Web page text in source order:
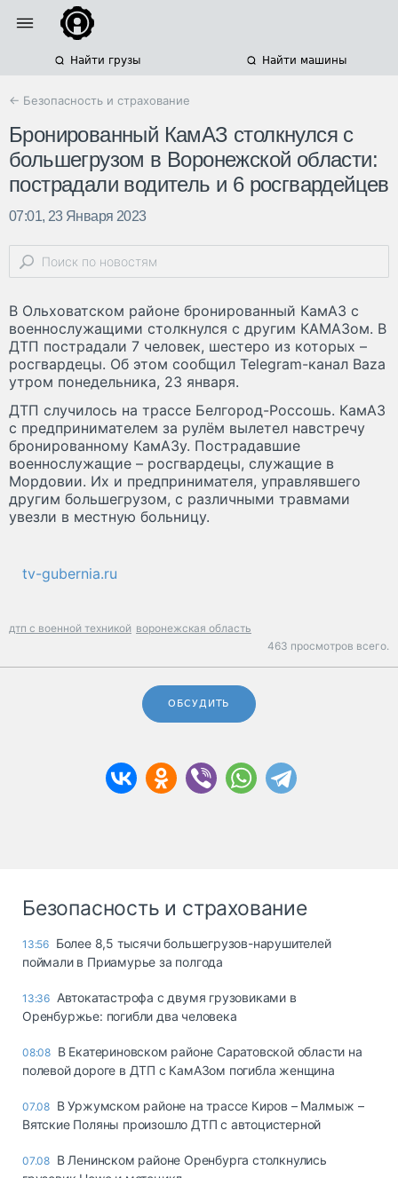
Найти грузы Найти машины
← Безопасность и страхование
Бронированный КамАЗ столкнулся с
большегрузом в Воронежской области:
пострадали водитель и 6 росгвардейцев
07:01, 23 Января 2023
В Ольховатском районе бронированный КамАЗ с
военнослужащими столкнулся с другим КАМАЗом. В
ДТП пострадали 7 человек, шестеро из которых –
росгвардецы. Об этом сообщил Telegram-канал Baza
утром понедельника, 23 января.
ДТП случилось на трассе Белгород-Россошь. КамАЗ
с предпринимателем за рулём вылетел навстречу
бронированному КамАЗу. Пострадавшие
военнослужащие – росгвардецы, служащие в
Мордовии. Их и предпринимателя, управлявшего
другим большегрузом, с различными травмами
увезли в местную больницу.
tv-gubernia.ru
дтп с военной техникой воронежская область
463 просмотров всего.
ОБСУДИТЬ
Безопасность и страхование
13:56 Более 8,5 тысячи большегрузов-нарушителей
поймали в Приамурье за полгода
13:36 Автокатастрофа с двумя грузовиками в
Оренбуржье: погибли два человека
08:08 В Екатериновском районе Саратовской области на
полевой дороге в ДТП с КамАЗом погибла женщина
07.08 В Уржумском районе на трассе Киров – Малмыж –
Вятские Поляны произошло ДТП с автоцистерной
07.08 В Ленинском районе Оренбурга столкнулись